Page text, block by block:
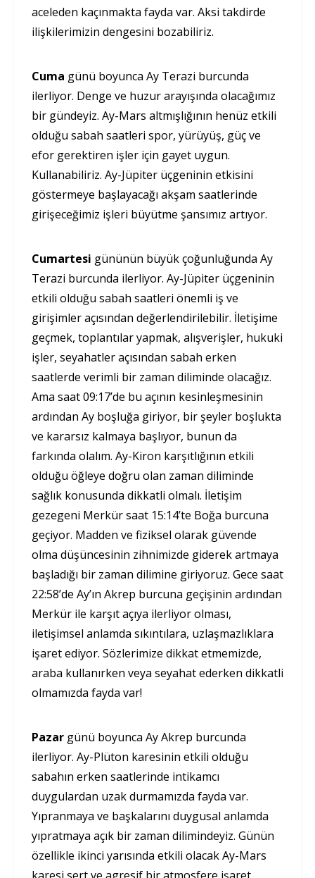
aceleden kaçınmakta fayda var. Aksi takdirde
ilişkilerimizin dengesini bozabiliriz.
Cuma günü boyunca Ay Terazi burcunda
ilerliyor. Denge ve huzur arayışında olacağımız
bir gündeyiz. Ay-Mars altmışlığının henüz etkili
olduğu sabah saatleri spor, yürüyüş, güç ve
efor gerektiren işler için gayet uygun.
Kullanabiliriz. Ay-Jüpiter üçgeninin etkisini
göstermeye başlayacağı akşam saatlerinde
girişeceğimiz işleri büyütme şansımız artıyor.
Cumartesi gününün büyük çoğunluğunda Ay
Terazi burcunda ilerliyor. Ay-Jüpiter üçgeninin
etkili olduğu sabah saatleri önemli iş ve
girişimler açısından değerlendirilebilir. İletişime
geçmek, toplantılar yapmak, alışverişler, hukuki
işler, seyahatler açısından sabah erken
saatlerde verimli bir zaman diliminde olacağız.
Ama saat 09:17’de bu açının kesinleşmesinin
ardından Ay boşluğa giriyor, bir şeyler boşlukta
ve kararsız kalmaya başlıyor, bunun da
farkında olalım. Ay-Kiron karşıtlığının etkili
olduğu öğleye doğru olan zaman diliminde
sağlık konusunda dikkatli olmalı. İletişim
gezegeni Merkür saat 15:14’te Boğa burcuna
geçiyor. Madden ve fiziksel olarak güvende
olma düşüncesinin zihnimizde giderek artmaya
başladığı bir zaman dilimine giriyoruz. Gece saat
22:58’de Ay’ın Akrep burcuna geçişinin ardından
Merkür ile karşıt açıya ilerliyor olması,
iletişimsel anlamda sıkıntılara, uzlaşmazlıklara
işaret ediyor. Sözlerimize dikkat etmemizde,
araba kullanırken veya seyahat ederken dikkatli
olmamızda fayda var!
Pazar günü boyunca Ay Akrep burcunda
ilerliyor. Ay-Plüton karesinin etkili olduğu
sabahın erken saatlerinde intikamcı
duygulardan uzak durmamızda fayda var.
Yıpranmaya ve başkalarını duygusal anlamda
yıpratmaya açık bir zaman dilimindeyiz. Günün
özellikle ikinci yarısında etkili olacak Ay-Mars